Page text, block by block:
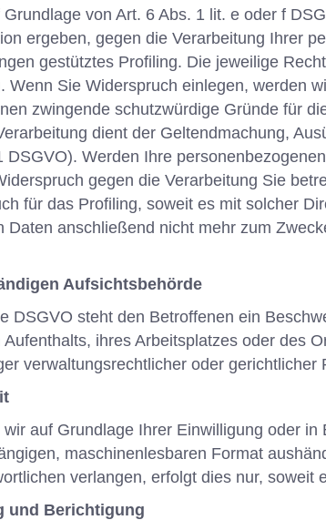
von Art. 6 Abs. 1 lit. e oder f
ergeben, gegen die Verarbeitung Ihrer
gestütztes Profiling. Die jeweilige
Wenn Sie Widerspruch einlegen, werden
zwingende schutzwürdige Gründe für
dient der Geltendmachung,
DSGVO). Werden Ihre
gegen die Verarbeitung Sie
für das Profiling, soweit es mit solcher
Daten anschließend nicht mehr zum
Aufsichtsbehörde
DSGVO steht den Betroffenen ein
ihres Arbeitsplatzes oder des
verwaltungsrechtlicher oder gerichtlicher
auf Grundlage Ihrer Einwilligung oder
maschinenlesbaren Format
verlangen, erfolgt dies nur, soweit
und Berichtigung